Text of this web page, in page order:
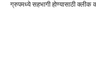
ग्रुपमध्ये सहभागी होण्यासाठी क्लीक